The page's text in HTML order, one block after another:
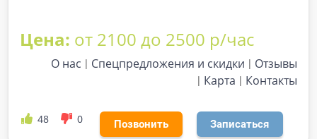
Цена: от 2100 до 2500 р/час
О нас Спецпредложения и скидки
Отзывы
Карта
Контакты
48 0 Позвонить Записаться